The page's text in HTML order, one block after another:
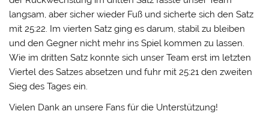
langsam, aber sicher wieder Fuß und sicherte sich den Satz
mit 25:22. Im vierten Satz ging es darum, stabil zu bleiben
und den Gegner nicht mehr ins Spiel kommen zu lassen.
Wie im dritten Satz konnte sich unser Team erst im letzten
Viertel des Satzes absetzen und fuhr mit 25:21 den zweiten
Sieg des Tages ein.
Vielen Dank an unsere Fans für die Unterstützung!